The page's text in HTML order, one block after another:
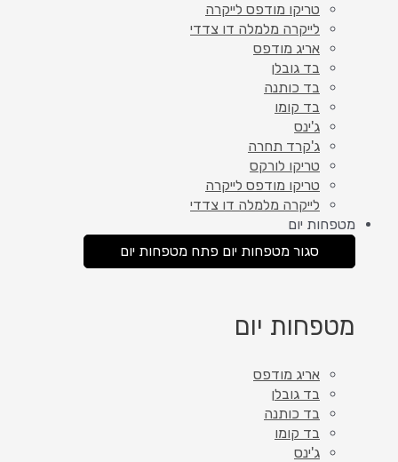
טריקו מודפס לייקרה
לייקרה מלמלה דו צדדי
אריג מודפס
בד גובלן
בד כותנה
בד קומו
ג'ינס
ג'קרד תחרה
טריקו לורקס
טריקו מודפס לייקרה
לייקרה מלמלה דו צדדי
מטפחות יום
סגור מטפחות יום פתח מטפחות יום
מטפחות יום
אריג מודפס
בד גובלן
בד כותנה
בד קומו
ג'ינס